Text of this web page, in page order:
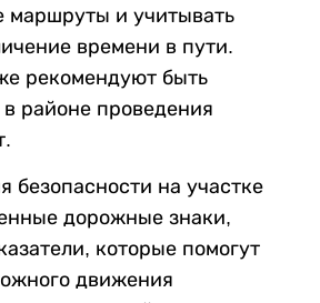
маршруты и учитывать
времени в пути.
рекомендуют быть
районе проведения
безопасности на участке
дорожные знаки,
которые помогут
движения